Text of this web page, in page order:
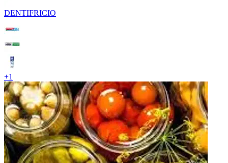
DENTIFRICIO
+1